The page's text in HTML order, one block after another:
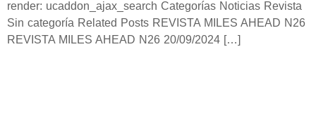
render: ucaddon_ajax_search Categorías Noticias Revista
Sin categoría Related Posts REVISTA MILES AHEAD N26
REVISTA MILES AHEAD N26 20/09/2024 […]